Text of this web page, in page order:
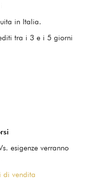
in Italia.
tra i 3 e i 5 giorni
esigenze verranno
di vendita